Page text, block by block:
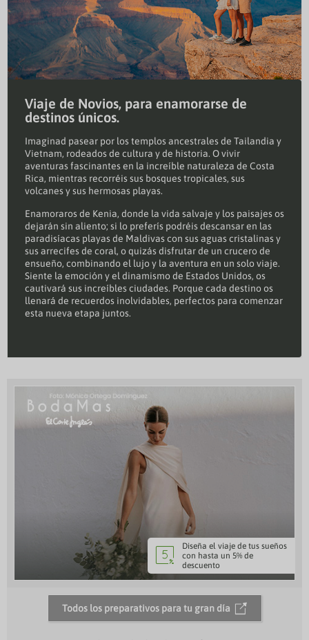
Viaje de Novios, para enamorarse de
destinos únicos.
Imaginad pasear por los templos ancestrales de Tailandia y
Vietnam, rodeados de cultura y de historia. O vivir
aventuras fascinantes en la increíble naturaleza de Costa
Rica, mientras recorréis sus bosques tropicales, sus
volcanes y sus hermosas playas.
Enamoraros de Kenia, donde la vida salvaje y los paisajes os
dejarán sin aliento; si lo preferís podréis descansar en las
paradisíacas playas de Maldivas con sus aguas cristalinas y
sus arrecifes de coral, o quizás disfrutar de un crucero de
ensueño, combinando el lujo y la aventura en un solo viaje.
Siente la emoción y el dinamismo de Estados Unidos, os
cautivará sus increíbles ciudades. Porque cada destino os
llenará de recuerdos inolvidables, perfectos para comenzar
esta nueva etapa juntos.
¿
Diseña el viaje de tus sueños
con hasta un 5% de
descuento
Todos los preparativos para tu gran día